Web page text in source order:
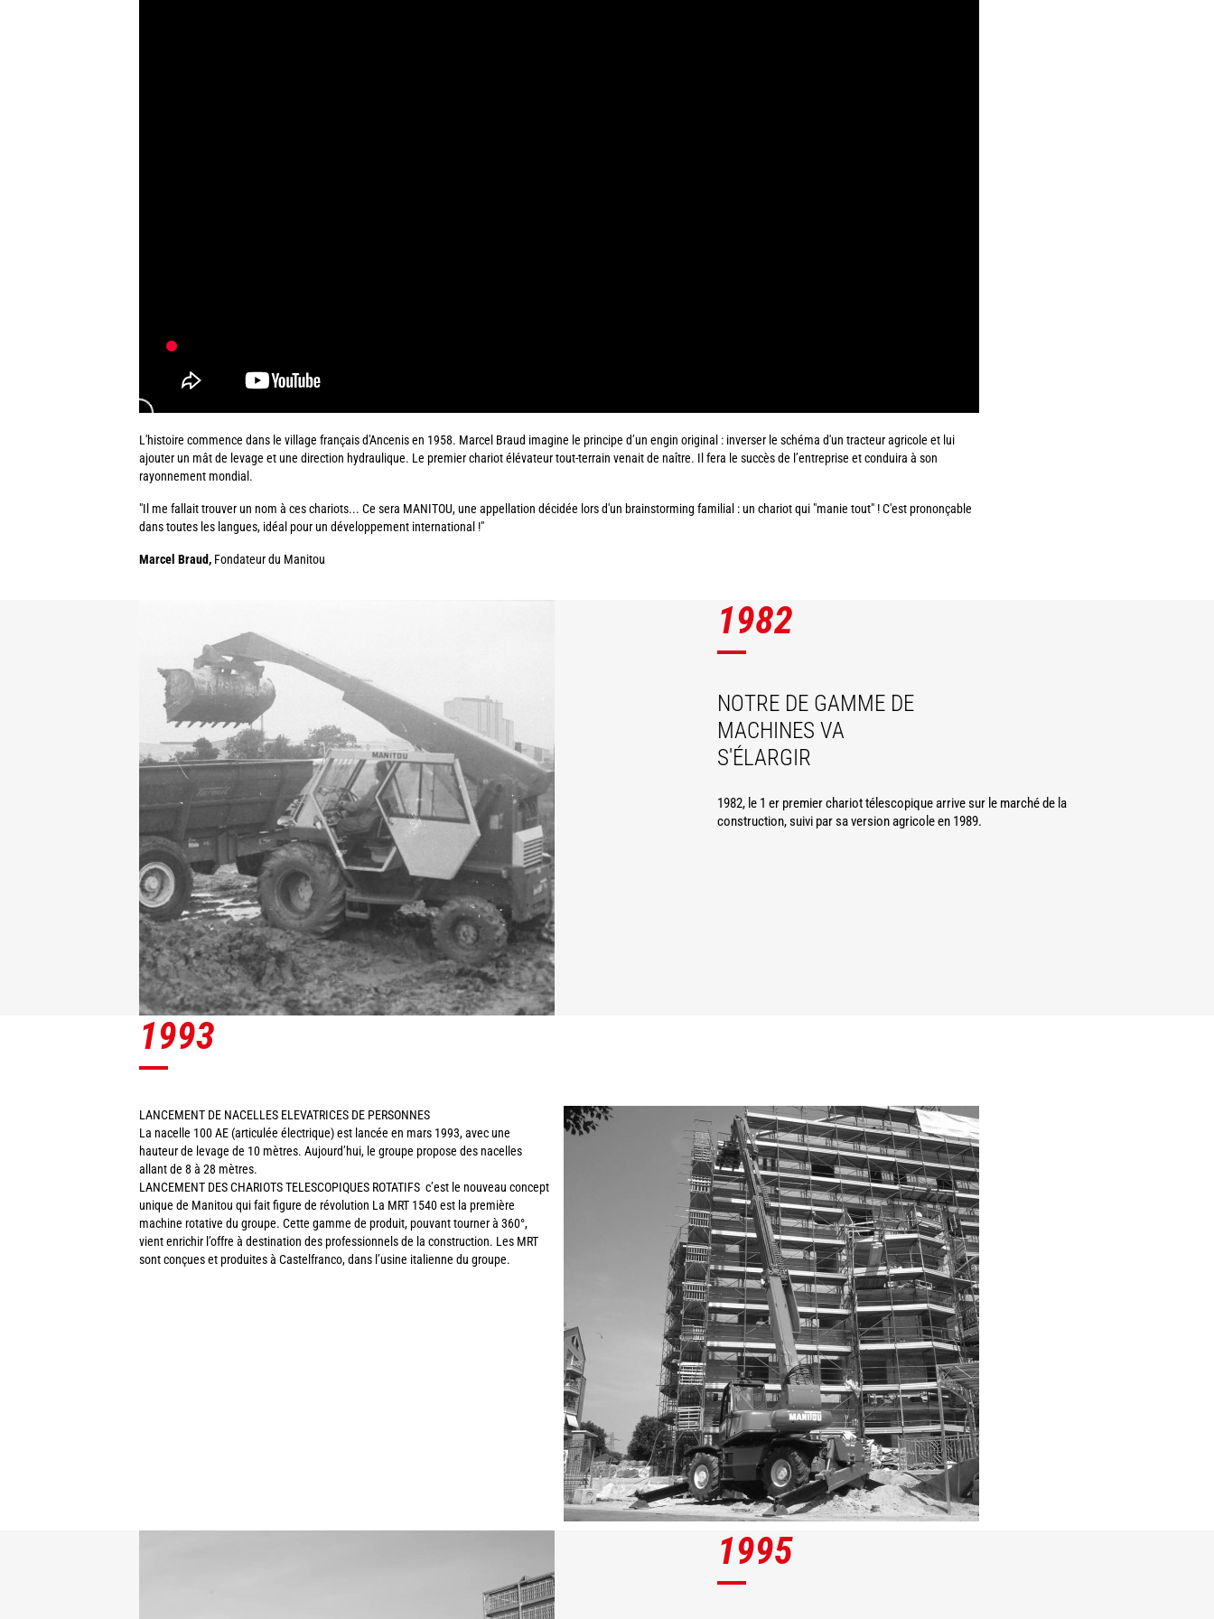
L'histoire commence dans le village français d'Ancenis en 1958. Marcel Braud imagine le principe d’un engin original : inverser le schéma d'un tracteur agricole et lui
ajouter un mât de levage et une direction hydraulique. Le premier chariot élévateur tout-terrain venait de naître. Il fera le succès de l’entreprise et conduira à son
rayonnement mondial.
"Il me fallait trouver un nom à ces chariots... Ce sera MANITOU, une appellation décidée lors d'un brainstorming familial : un chariot qui "manie tout" ! C'est prononçable
dans toutes les langues, idéal pour un développement international !"
Marcel Braud,Fondateur du Manitou
1982
NOTRE DE GAMME DE
MACHINES VA
S'ÉLARGIR
1982, le 1 er premier chariot télescopique arrive sur le marché de la
construction, suivi par sa version agricole en 1989.
1993
LANCEMENT DE NACELLES ELEVATRICES DE PERSONNES
La nacelle 100 AE (articulée électrique) est lancée en mars 1993, avec une
hauteur de levage de 10 mètres. Aujourd’hui, le groupe propose des nacelles
allant de 8 à 28 mètres.
LANCEMENT DES CHARIOTS TELESCOPIQUES ROTATIFS c’est le nouveau concept
unique de Manitou qui fait figure de révolution La MRT 1540 est la première
machine rotative du groupe. Cette gamme de produit, pouvant tourner à 360°,
vient enrichir l’offre à destination des professionnels de la construction. Les MRT
sont conçues et produites à Castelfranco, dans l’usine italienne du groupe.
1995